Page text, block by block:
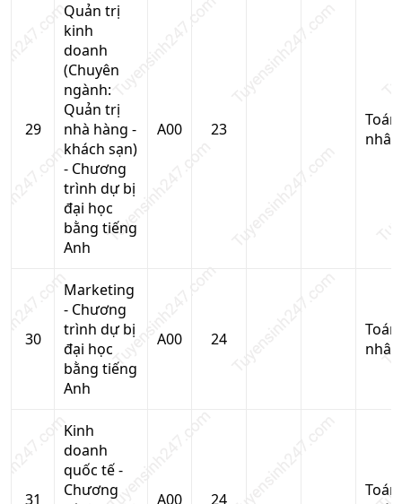
29
Quản trị
kinh
doanh
(Chuyên
ngành:
Quản trị
nhà hàng -
khách sạn)
- Chương
trình dự bị
đại học
bằng tiếng
Anh
A00 23
Toán
30
Marketing
- Chương
trình dự bị
đại học
bằng tiếng
Anh
A00 24
Toán
31
Kinh
doanh
quốc tế -
Chương
A00 24
Toán